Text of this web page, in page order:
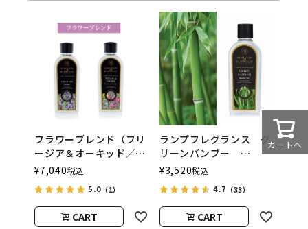
フラワーブレンド（フリ
ージア＆オーキッド／ラ
ベンダー） フレグラン
スランプ用オイル
ASHLEIGH&BURWOOD
（アシュレイアンドバー
ウッド）
¥7,040税込
5.0 （1）
CART
ランプフレグランス グ
リーンバンブー
500ml フレグランスラ
ンプ用オイル
ASHLEIGH&BURWOOD
（アシュレイアンドバー
ウッド）
¥3,520税込
4.7 （33）
CART
カートへ